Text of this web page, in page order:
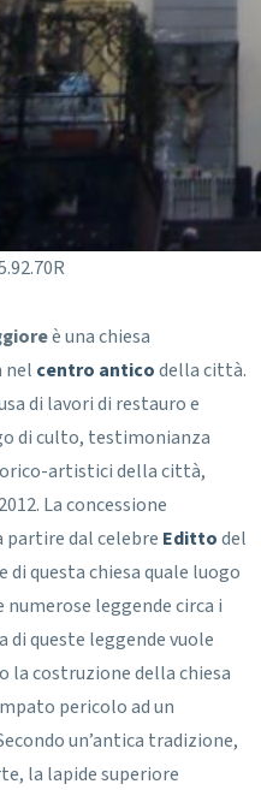
è una chiesa
nel centro anticodella città.
di lavori di restauro e
di culto, testimonianza
artistici della città,
La concessione
dal celebre Edittodel
questa chiesa quale luogo
numerose leggende circa i
di queste leggende vuole
la costruzione della chiesa
pericolo ad un
un’antica tradizione,
la lapide superiore